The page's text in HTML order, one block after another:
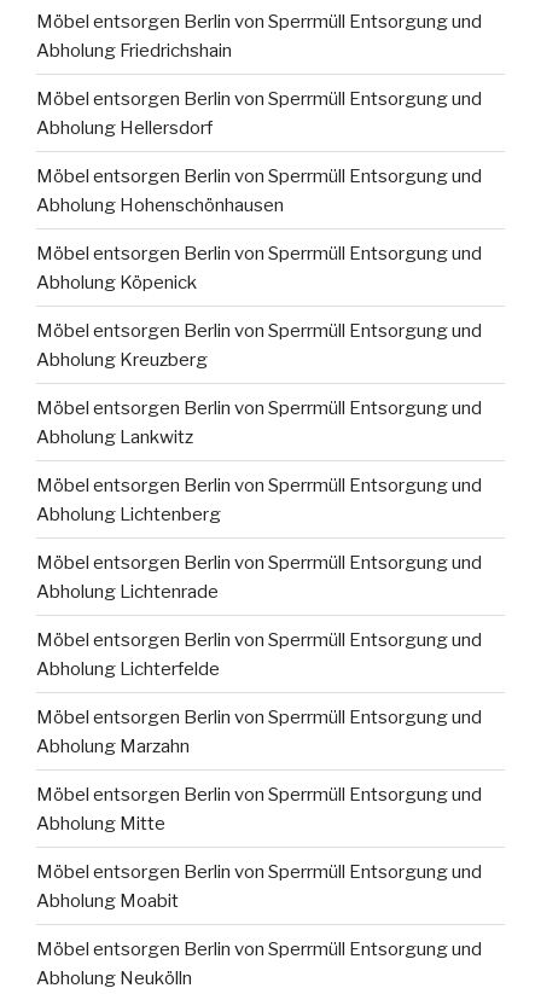
Möbel entsorgen Berlin von Sperrmüll Entsorgung und
Abholung Friedrichshain
Möbel entsorgen Berlin von Sperrmüll Entsorgung und
Abholung Hellersdorf
Möbel entsorgen Berlin von Sperrmüll Entsorgung und
Abholung Hohenschönhausen
Möbel entsorgen Berlin von Sperrmüll Entsorgung und
Abholung Köpenick
Möbel entsorgen Berlin von Sperrmüll Entsorgung und
Abholung Kreuzberg
Möbel entsorgen Berlin von Sperrmüll Entsorgung und
Abholung Lankwitz
Möbel entsorgen Berlin von Sperrmüll Entsorgung und
Abholung Lichtenberg
Möbel entsorgen Berlin von Sperrmüll Entsorgung und
Abholung Lichtenrade
Möbel entsorgen Berlin von Sperrmüll Entsorgung und
Abholung Lichterfelde
Möbel entsorgen Berlin von Sperrmüll Entsorgung und
Abholung Marzahn
Möbel entsorgen Berlin von Sperrmüll Entsorgung und
Abholung Mitte
Möbel entsorgen Berlin von Sperrmüll Entsorgung und
Abholung Moabit
Möbel entsorgen Berlin von Sperrmüll Entsorgung und
Abholung Neukölln